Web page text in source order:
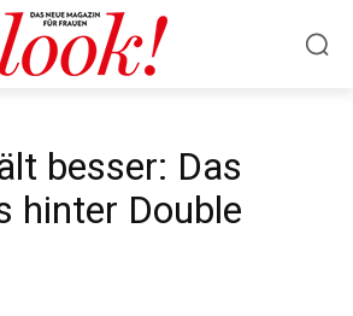
besser: Das
hinter Double